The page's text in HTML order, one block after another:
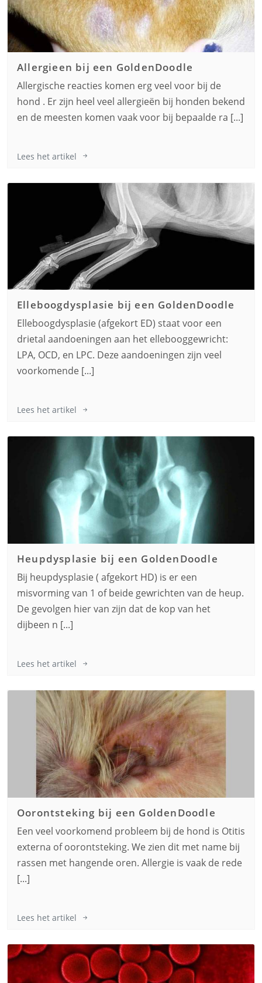
Allergieen bij een GoldenDoodle
Allergische reacties komen erg veel voor bij de
hond . Er zijn heel veel allergieën bij honden bekend
en de meesten komen vaak voor bij bepaalde ra [...]
Lees het artikel
Elleboogdysplasie bij een GoldenDoodle
Elleboogdysplasie (afgekort ED) staat voor een
drietal aandoeningen aan het ellebooggewricht:
LPA, OCD, en LPC. Deze aandoeningen zijn veel
voorkomende [...]
Lees het artikel
Heupdysplasie bij een GoldenDoodle
Bij heupdysplasie ( afgekort HD) is er een
misvorming van 1 of beide gewrichten van de heup.
De gevolgen hier van zijn dat de kop van het
dijbeen n [...]
Lees het artikel
Oorontsteking bij een GoldenDoodle
Een veel voorkomend probleem bij de hond is Otitis
externa of oorontsteking. We zien dit met name bij
rassen met hangende oren. Allergie is vaak de rede
[...]
Lees het artikel